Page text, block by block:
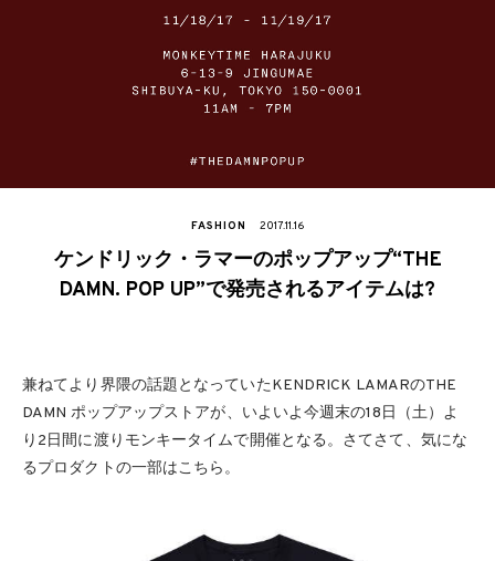
FASHION 2017.11.16
ケンドリック・ラマーのポップアップ“THE
DAMN. POP UP”で発売されるアイテムは?
兼ねてより界隈の話題となっていたKENDRICK LAMARのTHE
DAMN ポップアップストアが、いよいよ今週末の18日（土）よ
り2日間に渡りモンキータイムで開催となる。さてさて、気にな
るプロダクトの一部はこちら。